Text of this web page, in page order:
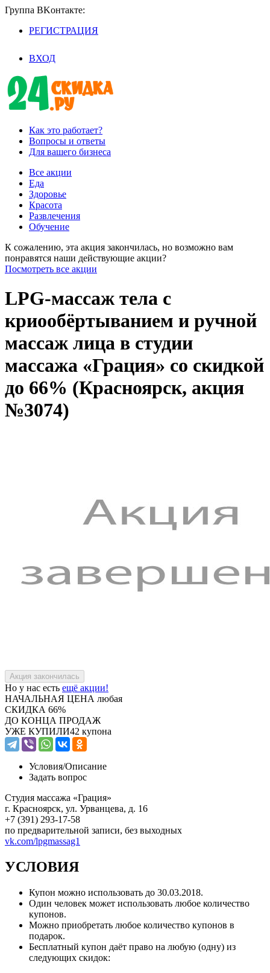
Группа BKoнтaктe:
РЕГИСТРАЦИЯ
ВХОД
Как это работает?
Вопросы и ответы
Для вашего бизнеса
Все акции
Еда
Здоровье
Красота
Развлечения
Обучение
К сожалению, эта акция закончилась, но возможно вам
понравятся наши действующие акции?
Посмотреть все акции
LPG-массаж тела с
криообёртыванием и ручной
массаж лица в студии
массажа «Грация» со скидкой
до 66% (Красноярск, акция
№3074)
Но у нас есть ещё акции!
НАЧАЛЬНАЯ ЦЕНА любая
СКИДКА 66%
ДО КОНЦА ПРОДАЖ
УЖЕ КУПИЛИ42 купона
Условия/Описание
Задать вопрос
Студия массажа «Грация»
г. Красноярск, ул. Урванцева, д. 16
+7 (391) 293-17-58
по предварительной записи, без выходных
vk.com/lpgmassag1
УСЛОВИЯ
Купон можно использовать до 30.03.2018.
Один человек может использовать любое количество
купонов.
Можно приобретать любое количество купонов в
подарок.
Бесплатный купон даёт право на любую (одну) из
следующих скидок: